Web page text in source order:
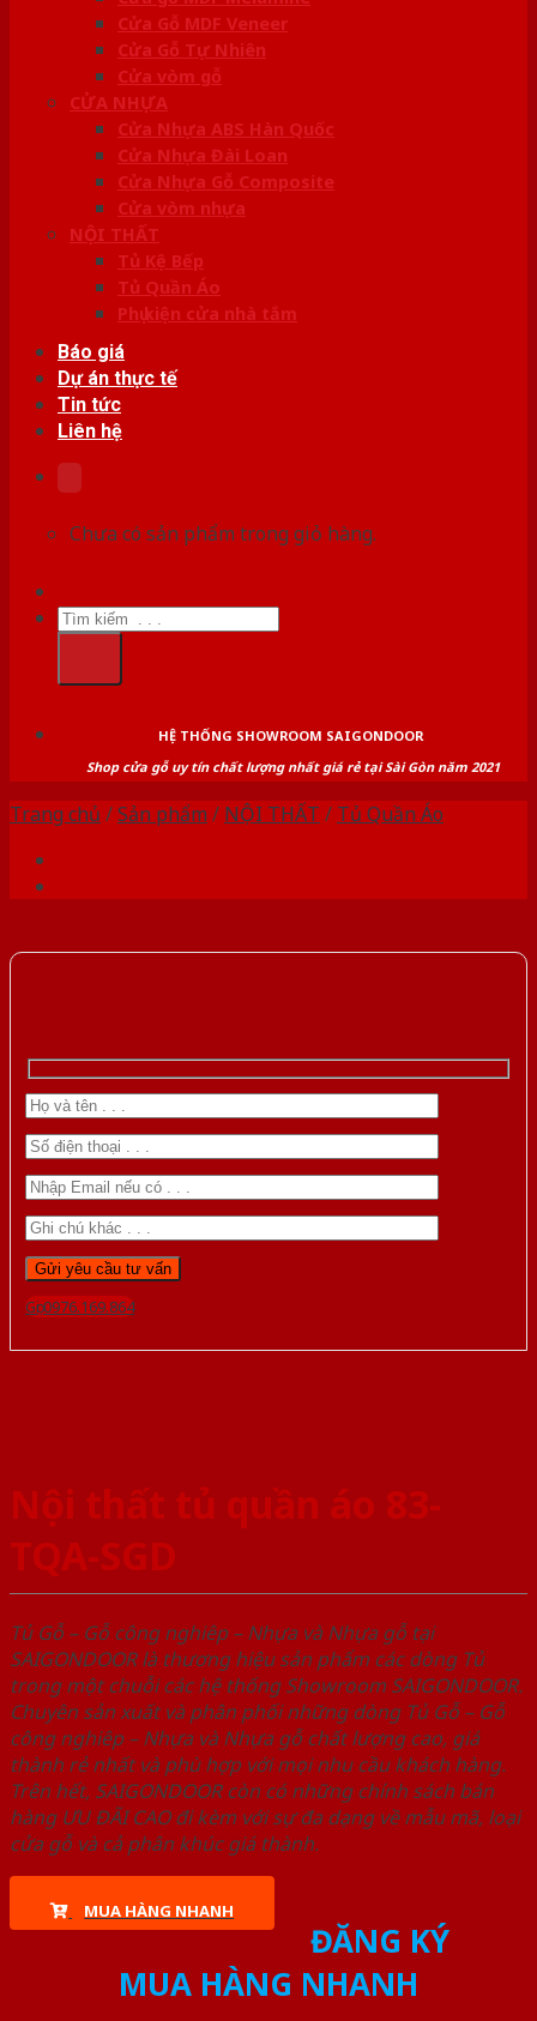
Cửa Gỗ MDF Veneer
Cửa Gỗ Tự Nhiên
Cửa vòm gỗ
CỬA NHỰA
Cửa Nhựa ABS Hàn Quốc
Cửa Nhựa Đài Loan
Cửa Nhựa Gỗ Composite
Cửa vòm nhựa
NỘI THẤT
Tủ Kệ Bếp
Tủ Quần Áo
Phụ kiện cửa nhà tắm
Báo giá
Dự án thực tế
Tin tức
Liên hệ
Chưa có sản phẩm trong giỏ hàng.
Tìm
kiếm:
HỆ THỐNG SHOWROOM SAIGONDOOR
Shop cửa gỗ uy tín chất lượng nhất giá rẻ tại Sài Gòn năm 2021
Trang chủ /Sản phẩm / NỘI THẤT / Tủ Quần Áo
Gọi 0976.169.864
Nội thất tủ quần áo 83-
TQA-SGD
Tủ Gỗ – Gỗ công nghiêp – Nhựa và Nhựa gỗ tại
SAIGONDOOR là thương hiệu sản phẩm các dòng Tủ
trong một chuỗi các hệ thống Showroom SAIGONDOOR.
Chuyên sản xuất và phân phối những dòng Tủ Gỗ – Gỗ
công nghiêp – Nhựa và Nhựa gỗ chất lượng cao, giá
thành rẻ nhất và phù hợp với mọi nhu cầu khách hàng.
Trên hết, SAIGONDOOR còn có những chính sách bán
hàng ƯU ĐÃI CAO đi kèm với sự đa dạng về mẫu mã, loại
cửa gỗ và cả phân khúc giá thành.
MUA HÀNG NHANH
ĐĂNG KÝ
MUA HÀNG NHANH